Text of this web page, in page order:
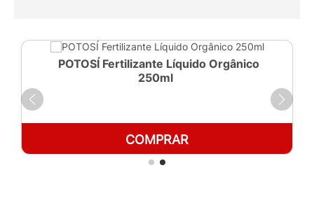
POTOSÍ Fertilizante Líquido Orgânico
250ml
COMPRAR